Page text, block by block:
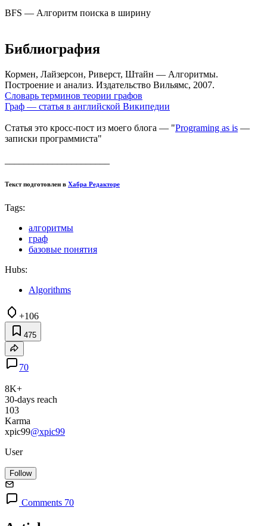
BFS — Алгоритм поиска в ширину
Библиография
Кормен, Лайзерсон, Риверст, Штайн — Алгоритмы.
Построение и анализ. Издательство Вильямс, 2007.
Словарь терминов теории графов
Граф — статья в английской Википедии
Статья это кросс-пост из моего блога — "Programing as is —
записки программиста"
Текст подготовлен в Хабра Редакторе
Tags:
алгоритмы
граф
базовые понятия
Hubs:
Algorithms
+106
475
70
8K+
30-days reach
103
Karma
xpic99@xpic99
User
Follow
Comments 70